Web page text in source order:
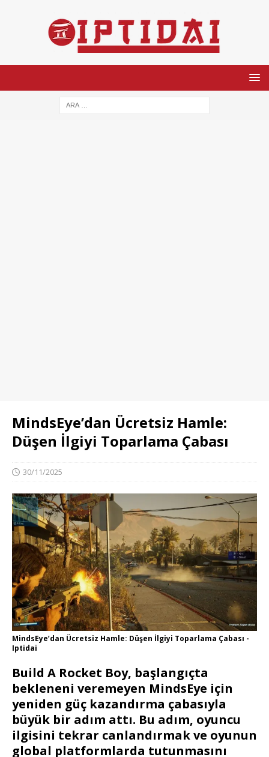
MindsEye’dan Ücretsiz Hamle:
Düşen İlgiyi Toparlama Çabası
30/11/2025
MindsEye’dan Ücretsiz Hamle: Düşen İlgiyi Toparlama Çabası -
Iptidai
Build A Rocket Boy, başlangıçta
bekleneni veremeyen MindsEye için
yeniden güç kazandırma çabasıyla
büyük bir adım attı. Bu adım, oyuncu
ilgisini tekrar canlandırmak ve oyunun
global platformlarda tutunmasını